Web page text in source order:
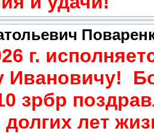
г.
Ивановичу!
зрбр
лет